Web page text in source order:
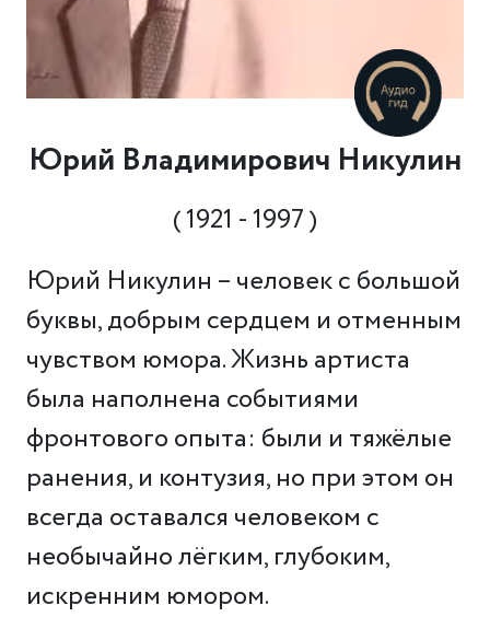
Юрий Владимирович Никулин
( 1921 - 1997 )
Юрий Никулин – человек с большой
буквы, добрым сердцем и отменным
чувством юмора. Жизнь артиста
была наполнена событиями
фронтового опыта: были и тяжёлые
ранения, и контузия, но при этом он
всегда оставался человеком с
необычайно лёгким, глубоким,
искренним юмором.